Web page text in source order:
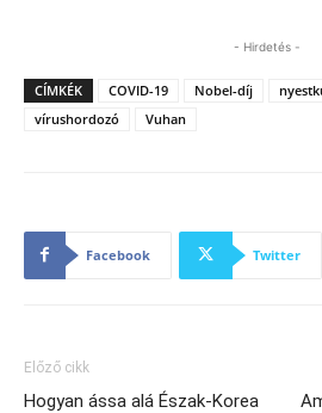
- Hirdetés -
CÍMKÉK COVID-19 Nobel-díj
vírushordozó
Vuhan
Facebook Twitter
Előző cikk
Hogyan ássa alá Észak-Korea